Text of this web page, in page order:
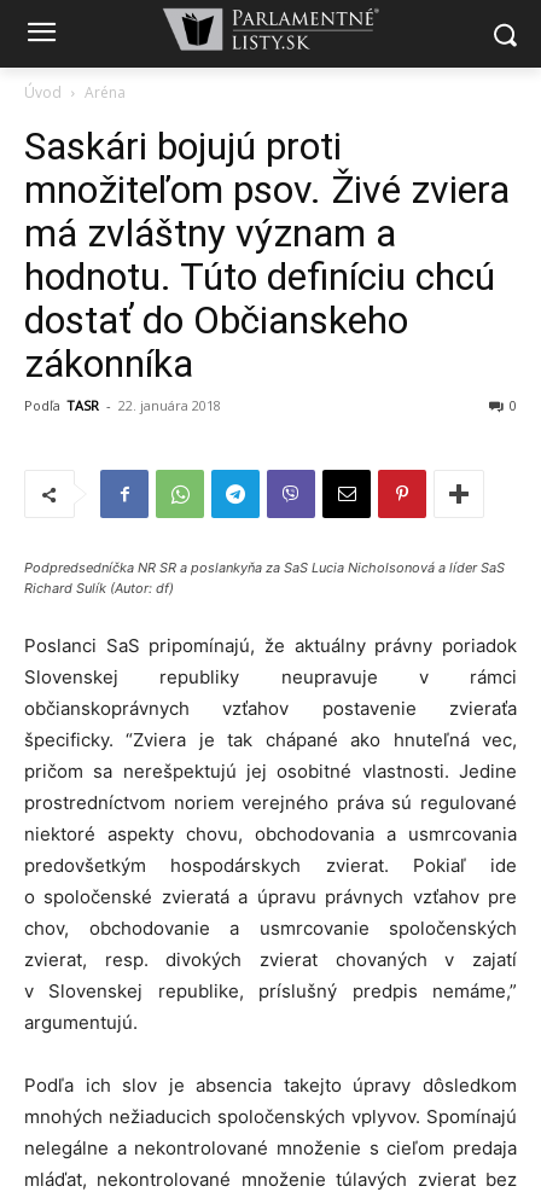
Úvod Aréna
Saskári bojujú proti
množiteľom psov. Živé zviera
má zvláštny význam a
hodnotu. Túto definíciu chcú
dostať do Občianskeho
zákonníka
Podľa TASR - 22. januára 2018 0
Podpredsedníčka NR SR a poslankyňa za SaS Lucia Nicholsonová a líder SaS
Richard Sulík (Autor: df)
Poslanci SaS pripomínajú, že aktuálny právny poriadok
Slovenskej republiky neupravuje v rámci
občianskoprávnych vzťahov postavenie zvieraťa
špecificky. “Zviera je tak chápané ako hnuteľná vec,
pričom sa nerešpektujú jej osobitné vlastnosti. Jedine
prostredníctvom noriem verejného práva sú regulované
niektoré aspekty chovu, obchodovania a usmrcovania
predovšetkým hospodárskych zvierat. Pokiaľ ide
o spoločenské zvieratá a úpravu právnych vzťahov pre
chov, obchodovanie a usmrcovanie spoločenských
zvierat, resp. divokých zvierat chovaných v zajatí
v Slovenskej republike, príslušný predpis nemáme,”
argumentujú.
Podľa ich slov je absencia takejto úpravy dôsledkom
mnohých nežiaducich spoločenských vplyvov. Spomínajú
nelegálne a nekontrolované množenie s cieľom predaja
mláďat, nekontrolované množenie túlavých zvierat bez